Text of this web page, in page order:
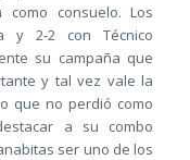
consuelo. Los
y 2-2 con Técnico
su campaña que
y tal vez vale la
que no perdió como
a su combo
ser uno de los